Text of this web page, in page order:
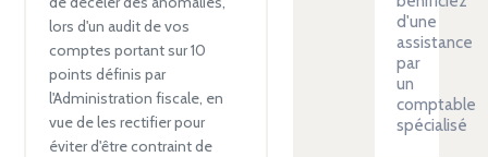
lors d'un audit de vos
comptes portant sur 10
points définis par
l'Administration fiscale, en
vue de les rectifier pour
éviter d'être contraint de
d'une
assistance
par
un
comptable
spécialisé